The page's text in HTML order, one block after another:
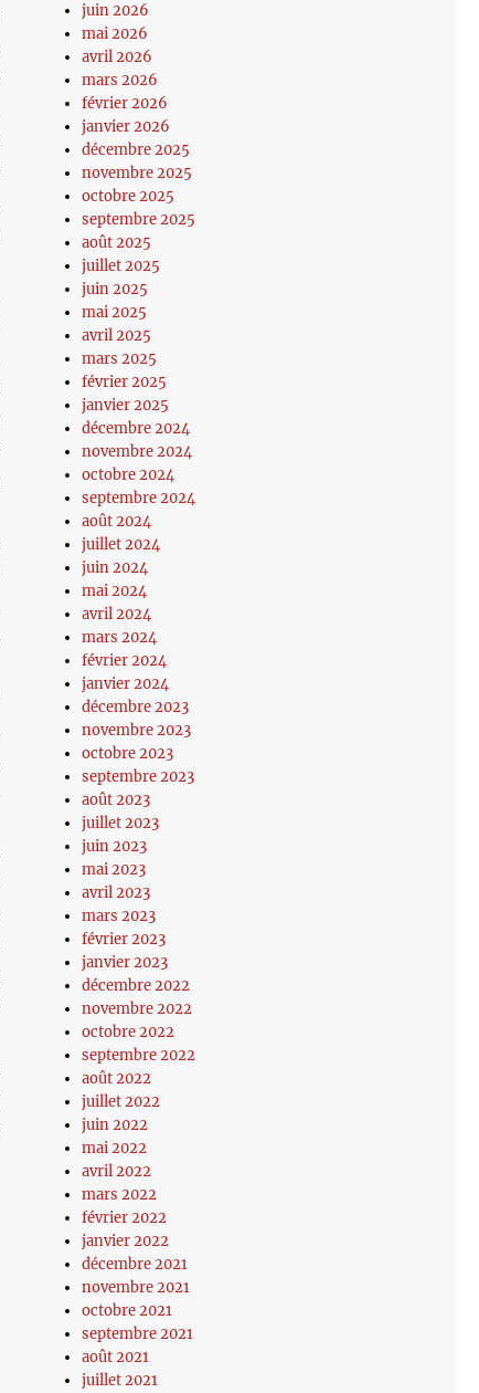
juin 2026
mai 2026
avril 2026
mars 2026
février 2026
janvier 2026
décembre 2025
novembre 2025
octobre 2025
septembre 2025
août 2025
juillet 2025
juin 2025
mai 2025
avril 2025
mars 2025
février 2025
janvier 2025
décembre 2024
novembre 2024
octobre 2024
septembre 2024
août 2024
juillet 2024
juin 2024
mai 2024
avril 2024
mars 2024
février 2024
janvier 2024
décembre 2023
novembre 2023
octobre 2023
septembre 2023
août 2023
juillet 2023
juin 2023
mai 2023
avril 2023
mars 2023
février 2023
janvier 2023
décembre 2022
novembre 2022
octobre 2022
septembre 2022
août 2022
juillet 2022
juin 2022
mai 2022
avril 2022
mars 2022
février 2022
janvier 2022
décembre 2021
novembre 2021
octobre 2021
septembre 2021
août 2021
juillet 2021